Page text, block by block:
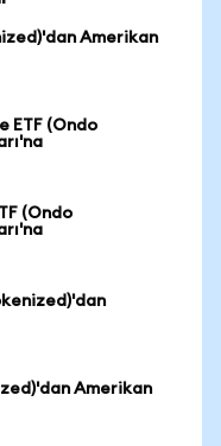
Amerikan
ETF (Ondo
(Ondo
Amerikan